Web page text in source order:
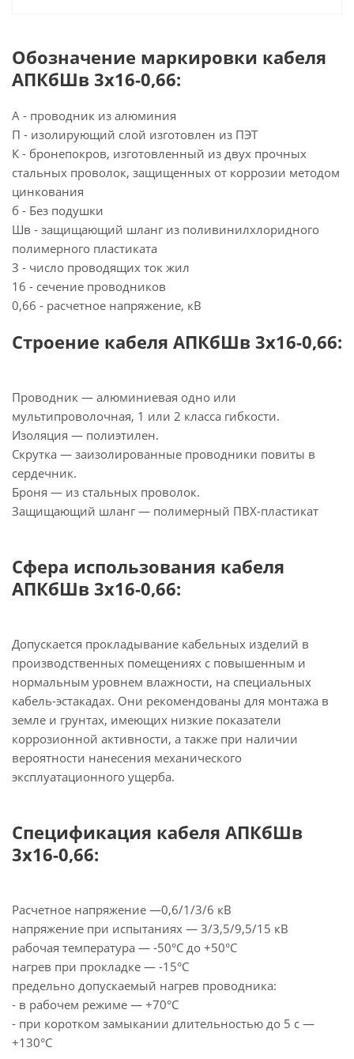
Обозначение маркировки кабеля
АПКбШв 3х16-0,66:
А - проводник из алюминия
П - изолирующий слой изготовлен из ПЭТ
К - бронепокров, изготовленный из двух прочных
стальных проволок, защищенных от коррозии методом
цинкования
б - Без подушки
Шв - защищающий шланг из поливинилхлоридного
полимерного пластиката
3 - число проводящих ток жил
16 - сечение проводников
0,66 - расчетное напряжение, кВ
Строение кабеля АПКбШв 3х16-0,66:
Проводник — алюминиевая одно или
мультипроволочная, 1 или 2 класса гибкости.
Изоляция — полиэтилен.
Скрутка — заизолированные проводники повиты в
сердечник.
Броня — из стальных проволок.
Защищающий шланг — полимерный ПВХ-пластикат
Сфера использования кабеля
АПКбШв 3х16-0,66:
Допускается прокладывание кабельных изделий в
производственных помещениях с повышенным и
нормальным уровнем влажности, на специальных
кабель-эстакадах. Они рекомендованы для монтажа в
земле и грунтах, имеющих низкие показатели
коррозионной активности, а также при наличии
вероятности нанесения механического
эксплуатационного ущерба.
Спецификация кабеля АПКбШв
3х16-0,66:
Расчетное напряжение —0,6/1/3/6 кВ
напряжение при испытаниях — 3/3,5/9,5/15 кВ
рабочая температура — -50°С до +50°С
нагрев при прокладке — -15°С
предельно допускаемый нагрев проводника:
- в рабочем режиме — +70°С
- при коротком замыкании длительностью до 5 с —
+130°С